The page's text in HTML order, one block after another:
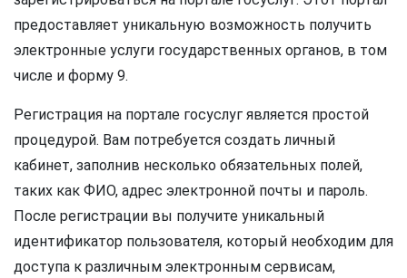
предоставляет уникальную возможность получить
электронные услуги государственных органов, в том
числе и форму 9.
Регистрация на портале госуслуг является простой
процедурой. Вам потребуется создать личный
кабинет, заполнив несколько обязательных полей,
таких как ФИО, адрес электронной почты и пароль.
После регистрации вы получите уникальный
идентификатор пользователя, который необходим для
доступа к различным электронным сервисам,